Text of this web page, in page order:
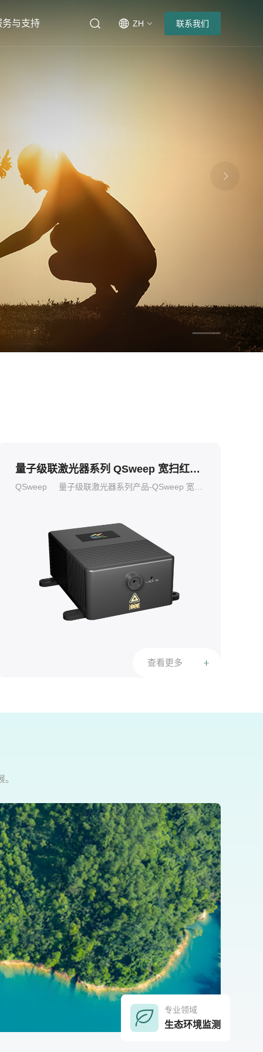
务与支持 ZH 联系我们
量子级联激光器系列 QSweep 宽扫红外激光源
QSweep 量子级联激光器系列产品-QSweep 宽扫红外激光源是一种可调谐脉冲外腔量子级联激光器。本产品配有多个波长可调谐的中红外激光器，能够实现远程、非接触、高效的中远红外波段光谱输出。特别的外观设计，具备无需外部冷却即可在室温下运行的能力。
查看更多
专业领域
生态环境监测